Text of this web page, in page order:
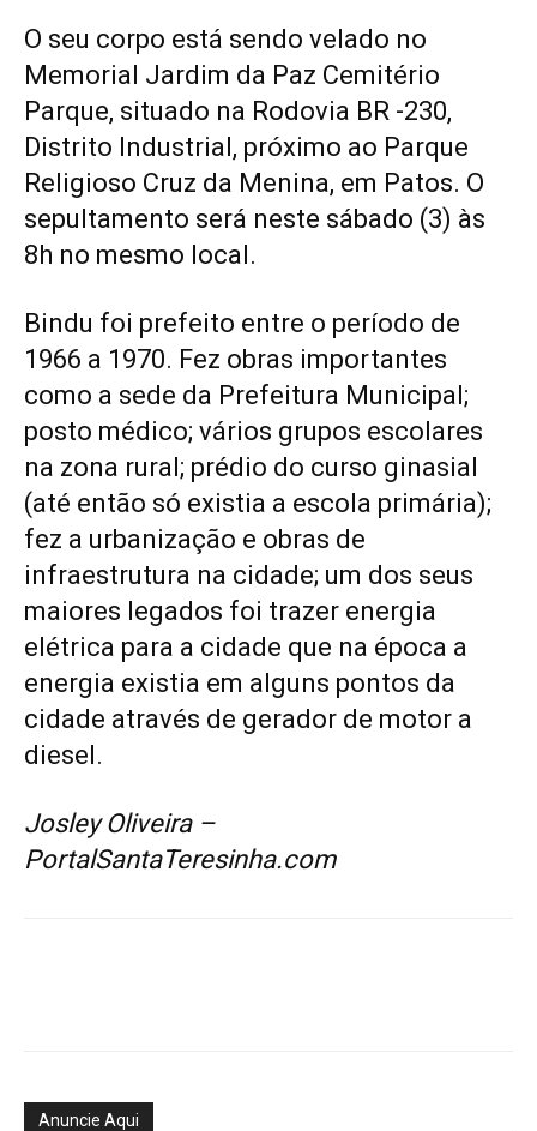
O seu corpo está sendo velado no
Memorial Jardim da Paz Cemitério
Parque, situado na Rodovia BR -230,
Distrito Industrial, próximo ao Parque
Religioso Cruz da Menina, em Patos. O
sepultamento será neste sábado (3) às
8h no mesmo local.
Bindu foi prefeito entre o período de
1966 a 1970. Fez obras importantes
como a sede da Prefeitura Municipal;
posto médico; vários grupos escolares
na zona rural; prédio do curso ginasial
(até então só existia a escola primária);
fez a urbanização e obras de
infraestrutura na cidade; um dos seus
maiores legados foi trazer energia
elétrica para a cidade que na época a
energia existia em alguns pontos da
cidade através de gerador de motor a
diesel.
Josley Oliveira –
PortalSantaTeresinha.com
Anuncie Aqui